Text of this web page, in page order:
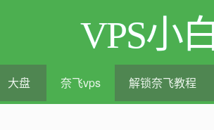
VPS小
大盘 奈飞vps 解锁奈飞教程